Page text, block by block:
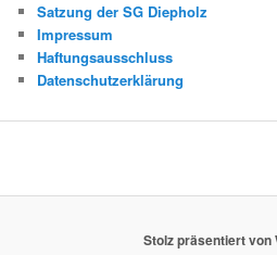
Satzung der SG Diepholz
Impressum
Haftungsausschluss
Datenschutzerklärung
Stolz präsentiert von